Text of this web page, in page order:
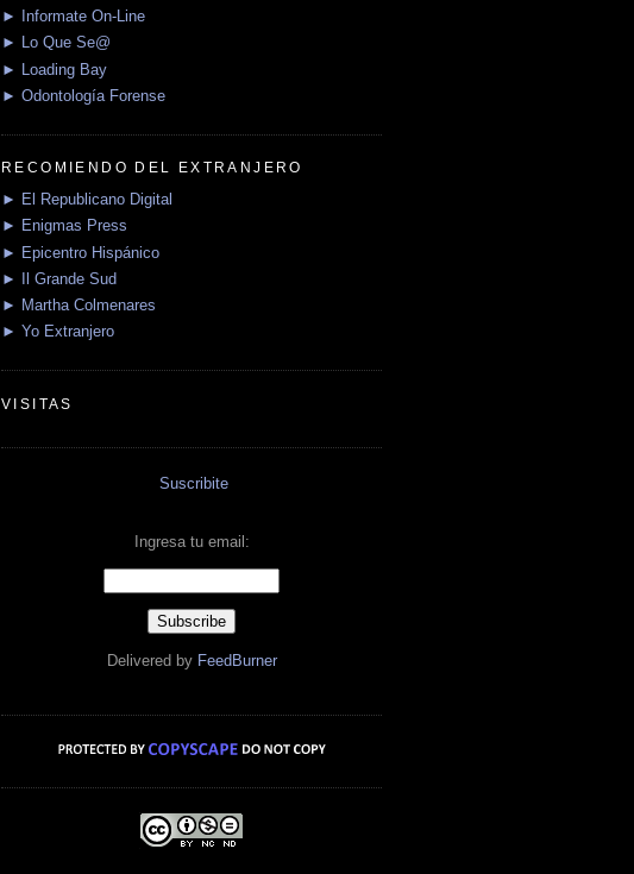
► Informate On-Line
► Lo Que Se@
► Loading Bay
► Odontología Forense
RECOMIENDO DEL EXTRANJERO
► El Republicano Digital
► Enigmas Press
► Epicentro Hispánico
► Il Grande Sud
► Martha Colmenares
► Yo Extranjero
VISITAS
Suscribite
Ingresa tu email:
Delivered by FeedBurner